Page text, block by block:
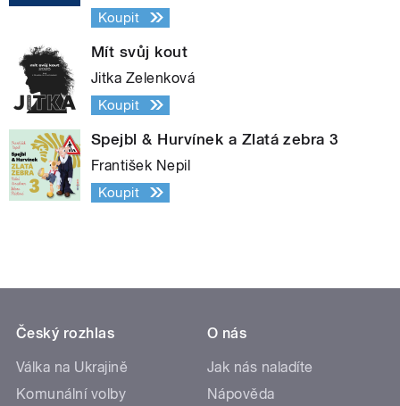
Koupit
Mít svůj kout
Jitka Zelenková
Koupit
Spejbl & Hurvínek a Zlatá zebra 3
František Nepil
Koupit
Český rozhlas
Válka na Ukrajině
Komunální volby
O nás
Jak nás naladíte
Nápověda